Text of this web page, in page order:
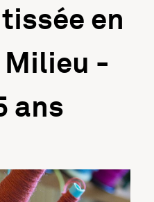
en
Milieu -
ans